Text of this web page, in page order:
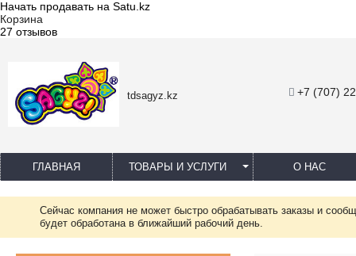
Начать продавать на Satu.kz
Корзина
27 отзывов
tdsagyz.kz +7 (707)
ГЛАВНАЯ ТОВАРЫ И УСЛУГИ О НАС
Сейчас компания не может быстро обрабатывать заказы и
будет обработана в ближайший рабочий день.